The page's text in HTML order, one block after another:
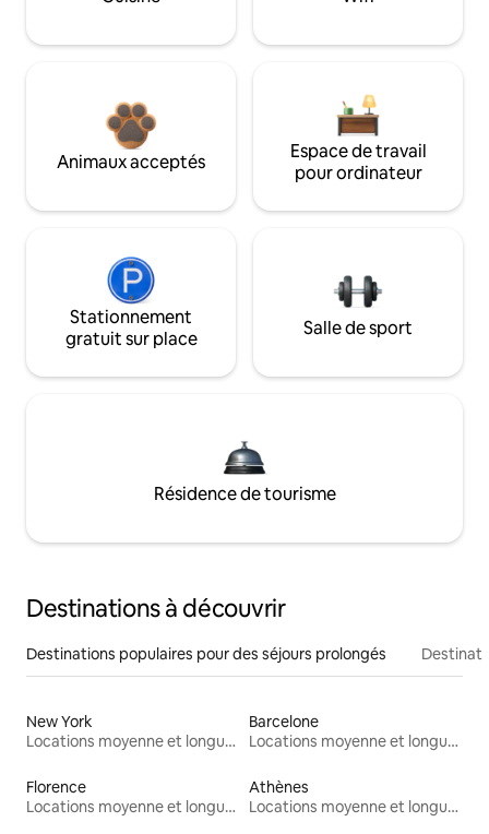
Animaux acceptés
Espace de travail
pour ordinateur
Stationnement
gratuit sur place
Salle de sport
Résidence de tourisme
Destinations à découvrir
Destinations populaires pour des séjours prolongés
New York
Locations moyenne et longue durée
Barcelone
Locations moyenne et longue durée
Florence
Locations moyenne et longue durée
Athènes
Locations moyenne et longue durée